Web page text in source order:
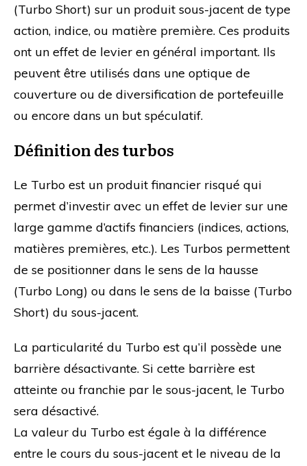
(Turbo Short) sur un produit sous-jacent de type
action, indice, ou matière première. Ces produits
ont un effet de levier en général important. Ils
peuvent être utilisés dans une optique de
couverture ou de diversification de portefeuille
ou encore dans un but spéculatif.
Définitiondes turbos
Le Turbo est un produit financier risqué qui
permet d’investir avec un effet de levier sur une
large gamme d’actifs financiers (indices, actions,
matières premières, etc.). Les Turbos permettent
de se positionner dans le sens de la hausse
(Turbo Long) ou dans le sens de la baisse (Turbo
Short) du sous-jacent.
La particularité du Turbo est qu’il possède une
barrière désactivante. Si cette barrière est
atteinte ou franchie par le sous-jacent, le Turbo
sera désactivé.
La valeur du Turbo est égale à la différence
entre le cours du sous-jacent et le niveau de la